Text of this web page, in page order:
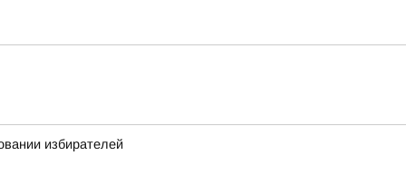
избирателей